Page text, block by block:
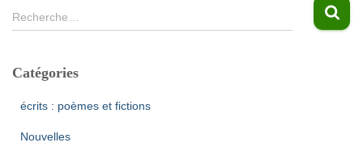
R
e
e
Recherche…
Catégories
écrits : poèmes et fictions
Nouvelles